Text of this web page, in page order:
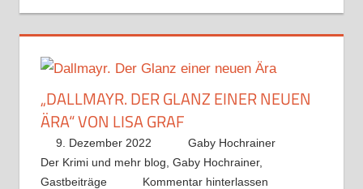
„DALLMAYR. DER GLANZ EINER NEUEN
ÄRA“ VON LISA GRAF
9. Dezember 2022
Gaby Hochrainer
Der Krimi und mehr blog Gaby Hochrainer,
Gastbeiträge
Kommentar hinterlassen